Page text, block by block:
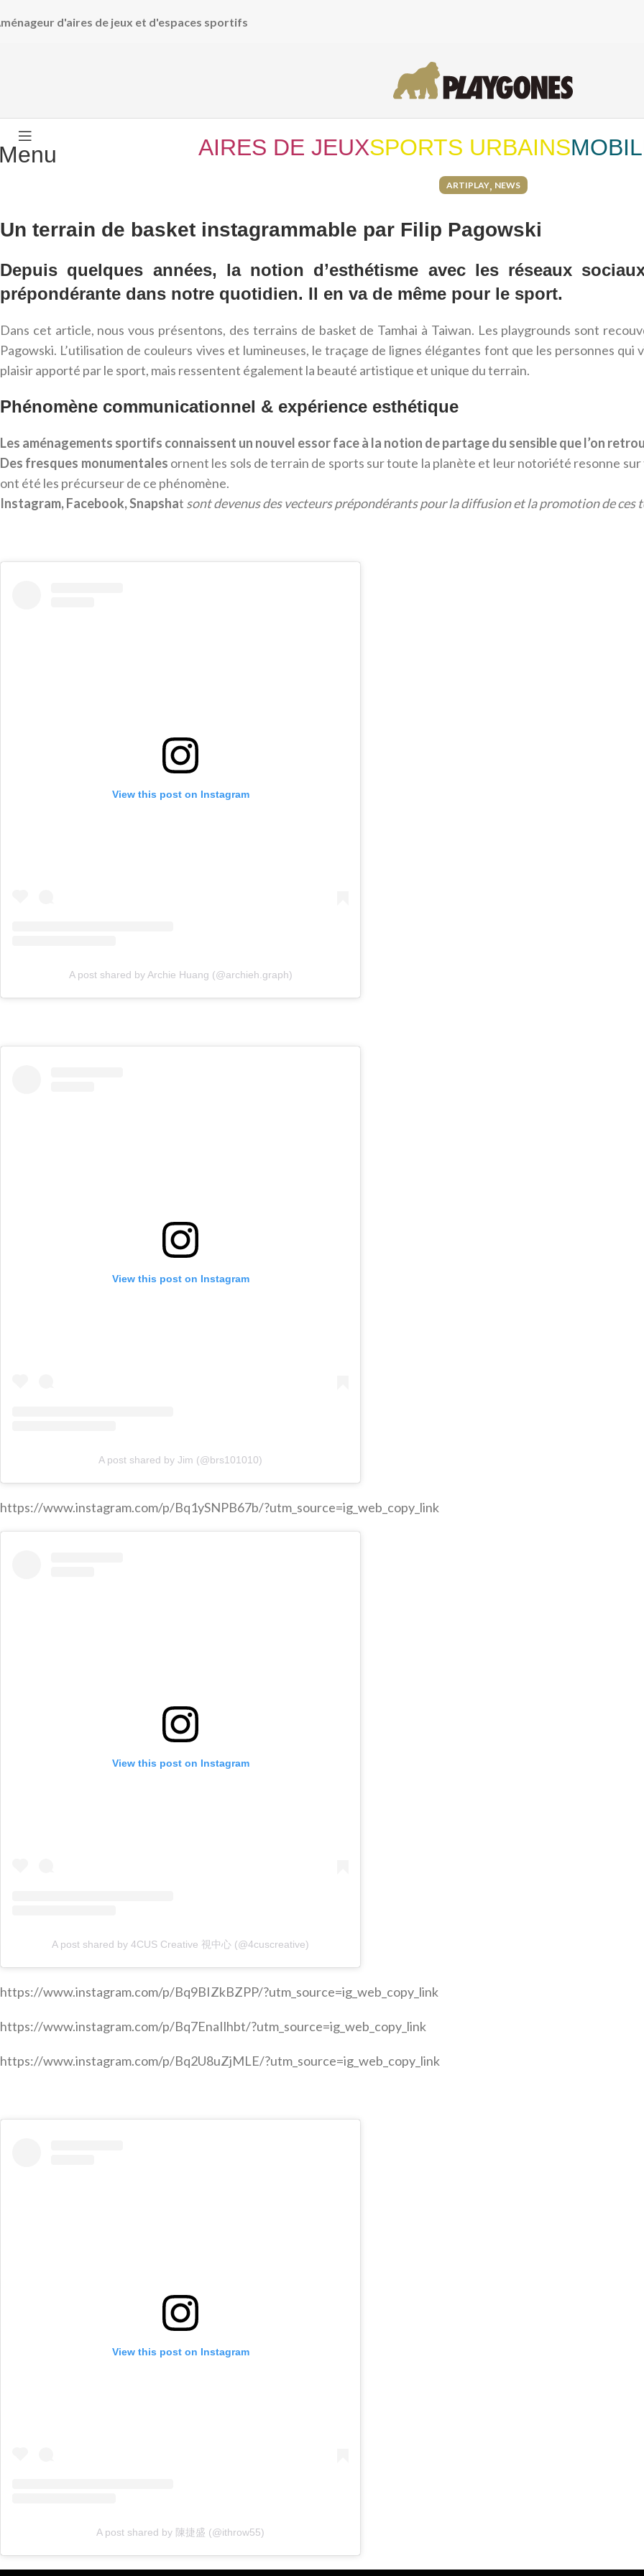
d'aires de jeux et d'espaces sportifs
AIRES DE JEUXSPORTS URBAINS
ARTIPLAY, NEWS
Un terrain de basket instagrammable par Filip Pagowski
Depuis quelques années, la notion d’esthétisme avec les réseaux
prépondérante dans notre quotidien. Il en va de même pour le sport.
Dans cet article, nous vous présentons, des terrains de basket de Tamhai à Taiwan. Les playgrounds sont
Pagowski. L’utilisation de couleurs vives et lumineuses, le traçage de lignes élégantes font que les personnes
plaisir apporté par le sport, mais ressentent également la beauté artistique et unique du terrain.
Phénomène communicationnel & expérience esthétique
Les aménagements sportifs connaissent un nouvel essor face à la notion de partage du sensible que l’on
Des fresques monumentales ornent les sols de terrain de sports sur toute la planète et leur notoriété resonne
ont été les précurseur de ce phénomène.
Instagram, Facebook, Snapshat sont devenus des vecteurs prépondérants pour la diffusion et la promotion de ces
View this post on Instagram
A post shared by Archie Huang (@archieh.graph)
View this post on Instagram
A post shared by Jim (@brs101010)
https://www.instagram.com/p/Bq1ySNPB67b/?utm_source=ig_web_copy_link
View this post on Instagram
A post shared by 4CUS Creative 視中心 (@4cuscreative)
https://www.instagram.com/p/Bq9BIZkBZPP/?utm_source=ig_web_copy_link
https://www.instagram.com/p/Bq7EnaIlhbt/?utm_source=ig_web_copy_link
https://www.instagram.com/p/Bq2U8uZjMLE/?utm_source=ig_web_copy_link
View this post on Instagram
A post shared by 陳捷盛 (@ithrow55)